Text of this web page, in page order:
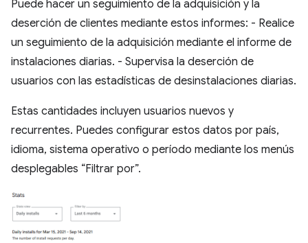
Puede hacer un seguimiento de la adquisición y la
deserción de clientes mediante estos informes: - Realice
un seguimiento de la adquisición mediante el informe de
instalaciones diarias. - Supervisa la deserción de
usuarios con las estadísticas de desinstalaciones diarias.
Estas cantidades incluyen usuarios nuevos y
recurrentes. Puedes configurar estos datos por país,
idioma, sistema operativo o período mediante los menús
desplegables “Filtrar por”.